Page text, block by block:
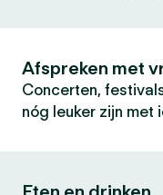
Afspreken met
Concerten,
nóg leuker zijn met